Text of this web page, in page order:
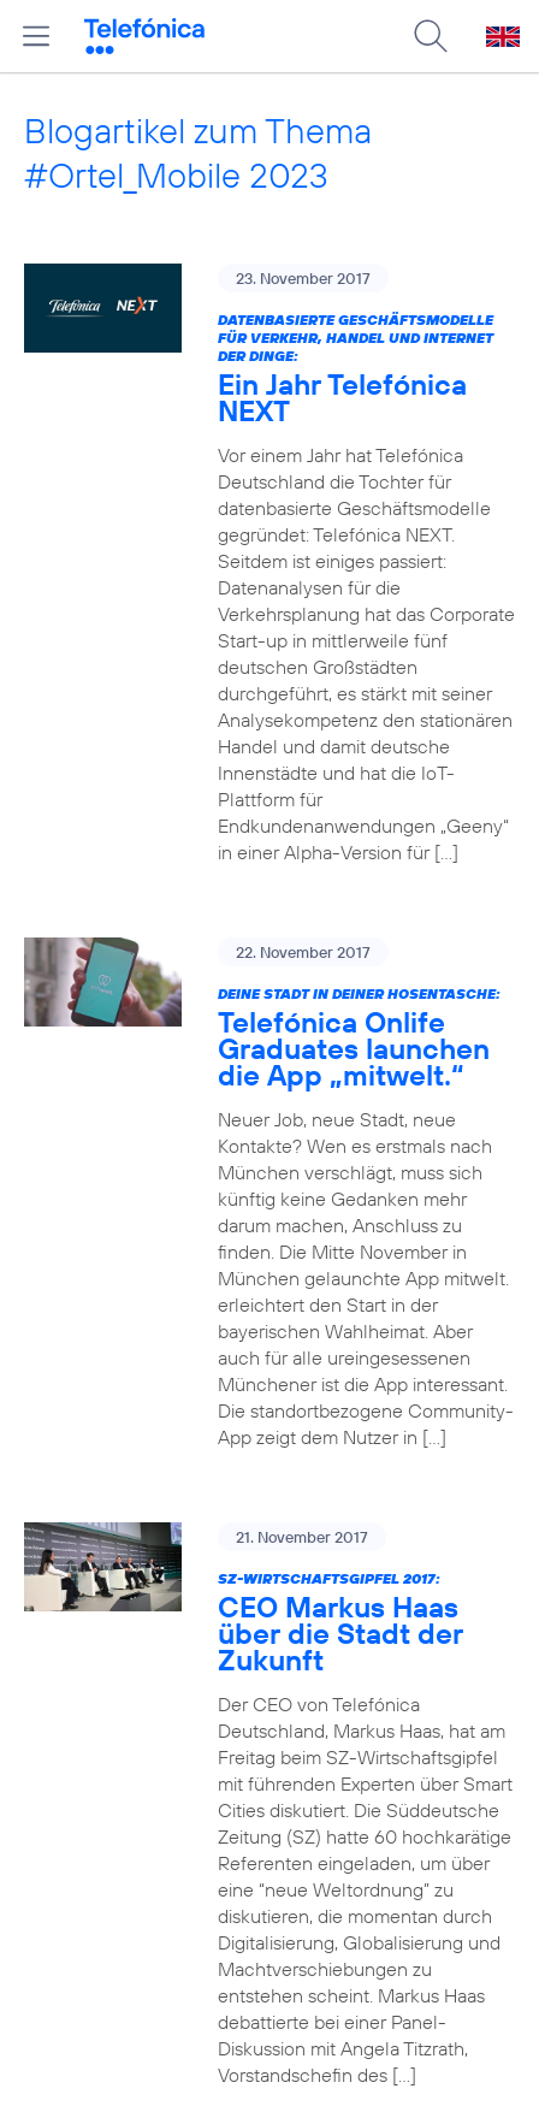
Blogartikel zum Thema
#Ortel_Mobile 2023
23. November 2017
DATENBASIERTE GESCHÄFTSMODELLE
FÜR VERKEHR, HANDEL UND INTERNET
DER DINGE:
Ein Jahr Telefónica
NEXT
Vor einem Jahr hat Telefónica
Deutschland die Tochter für
datenbasierte Geschäftsmodelle
gegründet: Telefónica NEXT.
Seitdem ist einiges passiert:
Datenanalysen für die
Verkehrsplanung hat das Corporate
Start-up in mittlerweile fünf
deutschen Großstädten
durchgeführt, es stärkt mit seiner
Analysekompetenz den stationären
Handel und damit deutsche
Innenstädte und hat die IoT-
Plattform für
Endkundenanwendungen „Geeny“
in einer Alpha-Version für […]
22. November 2017
DEINE STADT IN DEINER HOSENTASCHE:
Telefónica Onlife
Graduates launchen
die App „mitwelt.“
Neuer Job, neue Stadt, neue
Kontakte? Wen es erstmals nach
München verschlägt, muss sich
künftig keine Gedanken mehr
darum machen, Anschluss zu
finden. Die Mitte November in
München gelaunchte App mitwelt.
erleichtert den Start in der
bayerischen Wahlheimat. Aber
auch für alle ureingesessenen
Münchener ist die App interessant.
Die standortbezogene Community-
App zeigt dem Nutzer in […]
21. November 2017
SZ-WIRTSCHAFTSGIPFEL 2017:
CEO Markus Haas
über die Stadt der
Zukunft
Der CEO von Telefónica
Deutschland, Markus Haas, hat am
Freitag beim SZ-Wirtschaftsgipfel
mit führenden Experten über Smart
Cities diskutiert. Die Süddeutsche
Zeitung (SZ) hatte 60 hochkarätige
Referenten eingeladen, um über
eine “neue Weltordnung” zu
diskutieren, die momentan durch
Digitalisierung, Globalisierung und
Machtverschiebungen zu
entstehen scheint. Markus Haas
debattierte bei einer Panel-
Diskussion mit Angela Titzrath,
Vorstandschefin des […]